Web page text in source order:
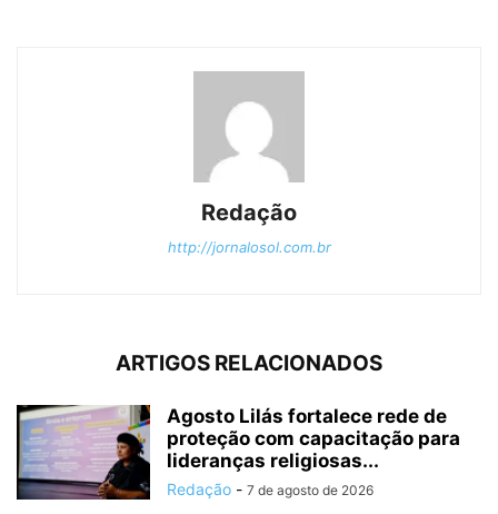
Redação
http://jornalosol.com.br
ARTIGOS RELACIONADOS
Agosto Lilás fortalece rede de
proteção com capacitação para
lideranças religiosas...
Redação - 7 de agosto de 2026